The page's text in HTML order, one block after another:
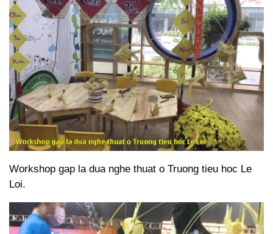
Workshop gap la dua nghe thuat o Truong tieu hoc Le
Loi.